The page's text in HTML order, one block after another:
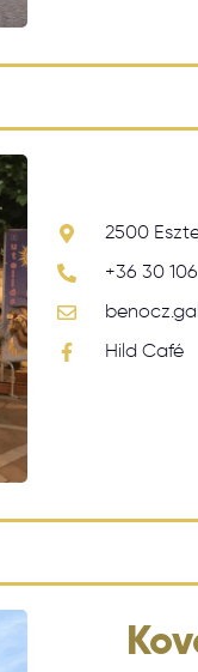
2500
+36 30
Hild Café